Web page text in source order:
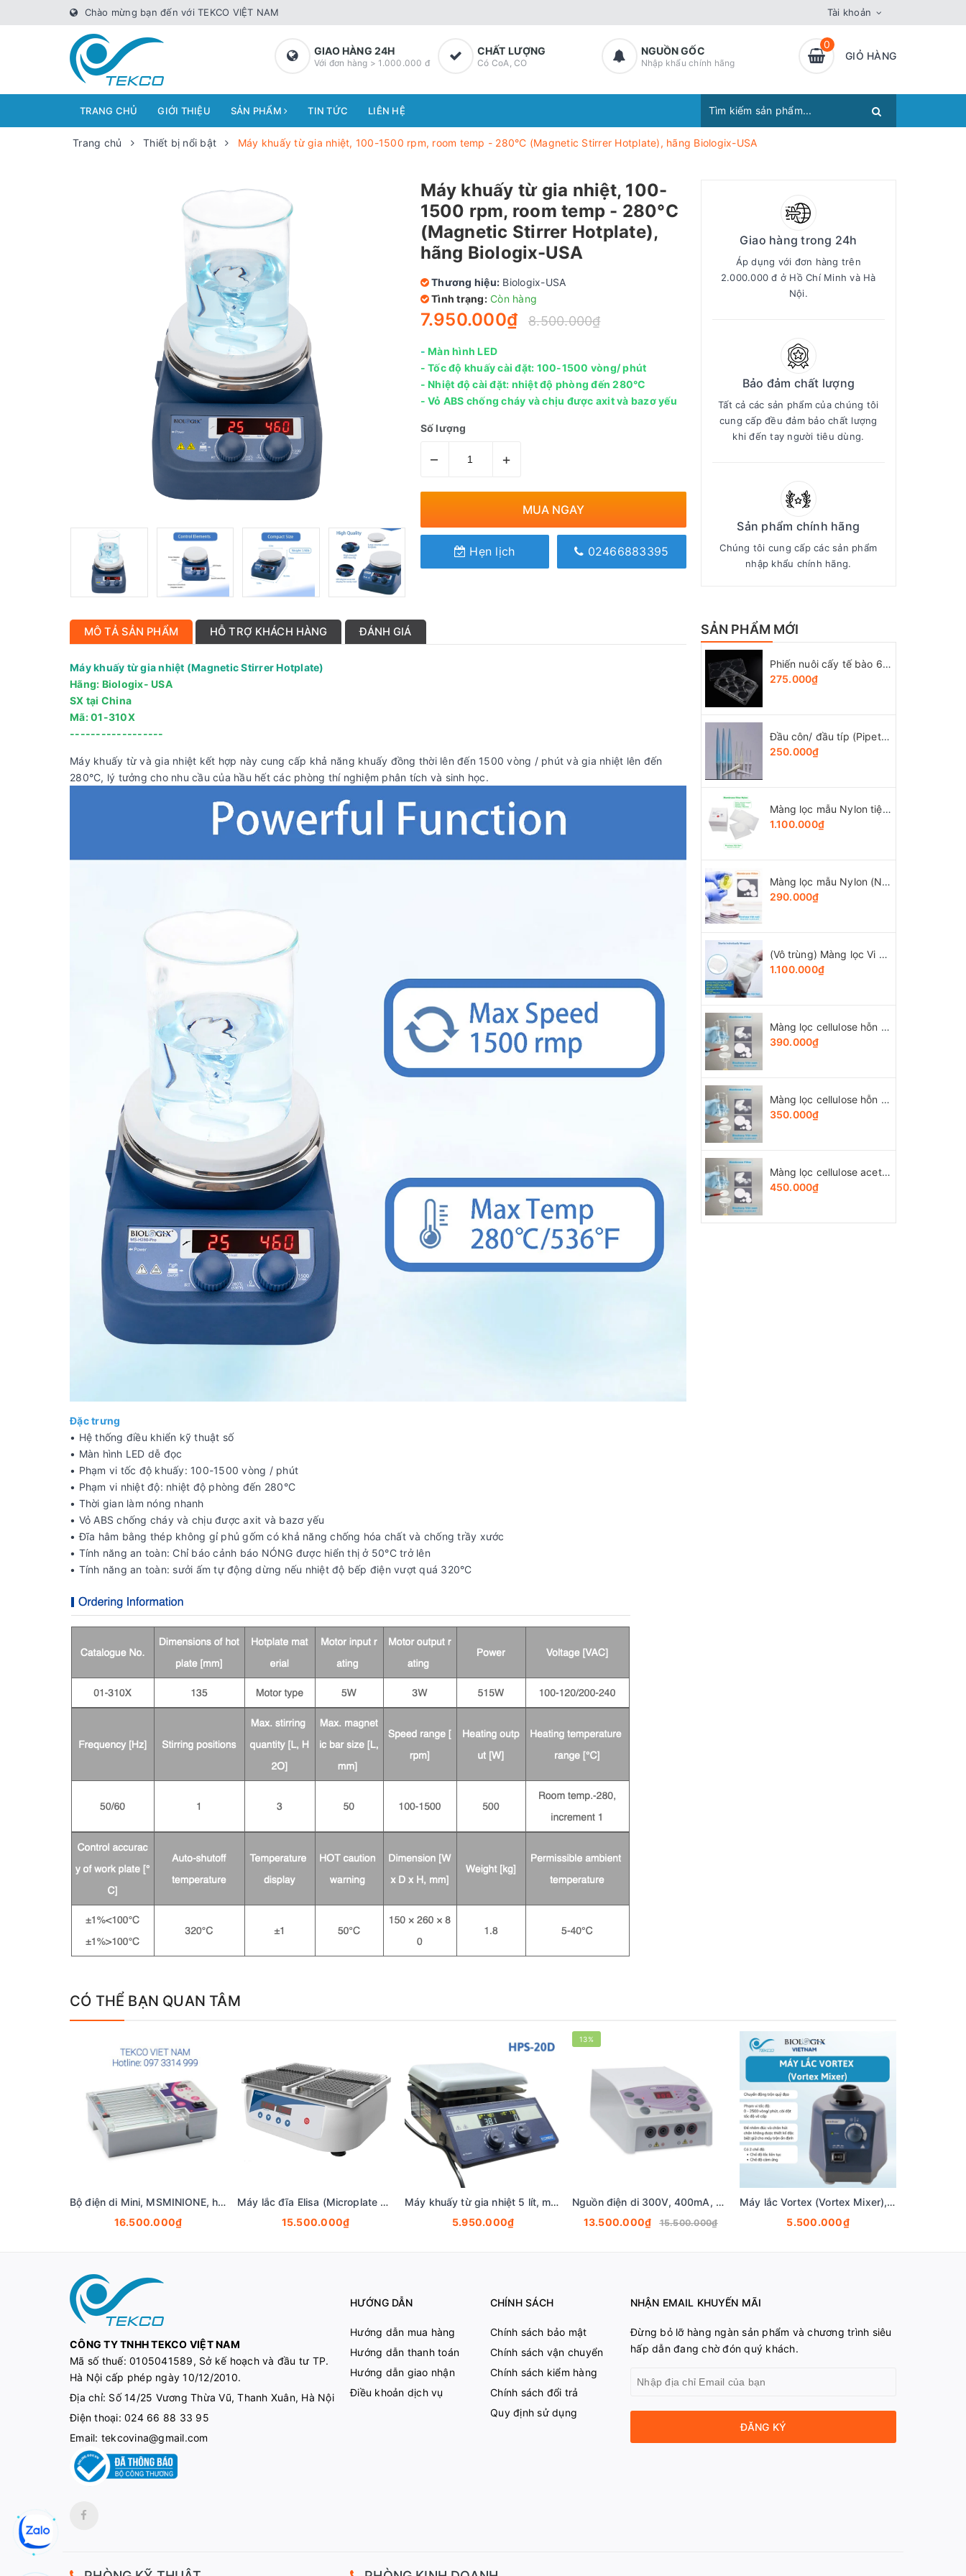
Chào mừng bạn đến với TEKCO VIỆT NAM Tài khoản
GIAO HÀNG 24H
Với đơn hàng > 1.000.000 đ
CHẤT LƯỢNG
Có CoA, CO
NGUỒN GỐC
Nhập khẩu chính hãng
0
GIỎ HÀNG
TRANG CHỦ GIỚI THIỆU SẢN PHẨM TIN TỨC LIÊN HỆ
Trang chủ Thiết bị nổi bật Máy khuấy từ gia nhiệt, 100-1500 rpm, room temp - 280°C (Magnetic Stirrer Hotplate), hãng Biologix-USA
Máy khuấy từ gia nhiệt, 100-
1500 rpm, room temp - 280°C
(Magnetic Stirrer Hotplate),
hãng Biologix-USA
Thương hiệu: Biologix-USA
Tình trạng: Còn hàng
7.950.000₫ 8.500.000₫
- Màn hình LED
- Tốc độ khuấy cài đặt: 100-1500 vòng/ phút
- Nhiệt độ cài đặt: nhiệt độ phòng đến 280°C
- Vỏ ABS chống cháy và chịu được axit và bazơ yếu
Số lượng
– +
MUA NGAY
Hẹn lịch 02466883395
Giao hàng trong 24h
Áp dụng với đơn hàng trên
2.000.000 đ ở Hồ Chí Minh và Hà
Nội.
Bảo đảm chất lượng
Tất cả các sản phẩm của chúng tôi
cung cấp đều đảm bảo chất lượng
khi đến tay người tiêu dùng.
Sản phẩm chính hãng
Chúng tôi cung cấp các sản phẩm
nhập khẩu chính hãng.
MÔ TẢ SẢN PHẨM HỖ TRỢ KHÁCH HÀNG ĐÁNH GIÁ
Máy khuấy từ gia nhiệt (Magnetic Stirrer Hotplate)
Hãng: Biologix- USA
SX tại China
Mã: 01-310X
------------------
Máy khuấy từ và gia nhiệt kết hợp này cung cấp khả năng khuấy đồng thời lên đến 1500 vòng / phút và gia nhiệt lên đến
280°C, lý tưởng cho nhu cầu của hầu hết các phòng thí nghiệm phân tích và sinh học.
Đặc trưng
• Hệ thống điều khiển kỹ thuật số
• Màn hình LED dễ đọc
• Phạm vi tốc độ khuấy: 100-1500 vòng / phút
• Phạm vi nhiệt độ: nhiệt độ phòng đến 280°C
• Thời gian làm nóng nhanh
• Vỏ ABS chống cháy và chịu được axit và bazơ yếu
• Đĩa hâm bằng thép không gỉ phủ gốm có khả năng chống hóa chất và chống trầy xước
• Tính năng an toàn: Chỉ báo cảnh báo NÓNG được hiển thị ở 50°C trở lên
• Tính năng an toàn: sưởi ấm tự động dừng nếu nhiệt độ bếp điện vượt quá 320°C
SẢN PHẨM MỚI
Phiến nuôi cấy tế bào 6 giếng, tiệt trùng 1 cái/túi (Cell Culture Plates), mã 07-6006, Biologix-USA
275.000₫
Đầu côn/ đầu típ (Pipette tips), 10-1250ul, túi 1000 cái, hãng LabSelect
250.000₫
Màng lọc mẫu Nylon tiệt trùng (Ny) đk 47mm/0.22µm-0.45µm, 4x25 chiếc/hộp, hãng Biosharp
1.100.000₫
Màng lọc mẫu Nylon (Ny) đk 13-50mm/0.22µm-0.45µm, 4x25 chiếc/hộp, hãng Biosharp
290.000₫
(Vô trùng) Màng lọc Vi Sinh (MCE), đk 47 và 50mm/0.8μm-0.22µm-0.45μm, 100 chiếc/hộp, Biosharp
1.100.000₫
Màng lọc cellulose hỗn hợp (MCE) đk 13-50mm/0.45µm, 4x25 chiếc/hộp, hãng Biosharp
390.000₫
Màng lọc cellulose hỗn hợp (MCE) đk 13-50mm/0.22µm, 4x25 chiếc/hộp, hãng Biosharp
350.000₫
Màng lọc cellulose acetate (CA) đk 13-50mm/0.45µm, 4x25 chiếc/hộp, hãng Biosharp
450.000₫
CÓ THỂ BẠN QUAN TÂM
Bộ điện di Mini, MSMINIONE, hãng Cleaver Scientific,
16.500.000₫
Máy lắc đĩa Elisa (Microplate Shaker), 200-1.500 vòng, model: MS15-4, hãng Fcombio-USA tekcovina
15.500.000₫
Máy khuấy từ gia nhiệt 5 lít, mâm nhiệt Ceramic, (Magnetic stirrer), Hãng Fcombio-USA
5.950.000₫
13%
Nguồn điện di 300V, 400mA, 60W, SKU: NANOPAC-300P, Hãng Cleaver Scientific
13.500.000₫
15.500.000₫
Máy lắc Vortex (Vortex Mixer), Model: 01-110X, hãng Biologix-USA
5.500.000₫
CÔNG TY TNHH TEKCO VIỆT NAM
Mã số thuế: 0105041589, Sở kế hoạch và đầu tư TP.
Hà Nội cấp phép ngày 10/12/2010.
Địa chỉ: Số 14/25 Vương Thừa Vũ, Thanh Xuân, Hà Nội
Điện thoại: 024 66 88 33 95
Email: tekcovina@gmail.com
HƯỚNG DẪN
Hướng dẫn mua hàng
Hướng dẫn thanh toán
Hướng dẫn giao nhận
Điều khoản dịch vụ
CHÍNH SÁCH
Chính sách bảo mật
Chính sách vận chuyển
Chính sách kiểm hàng
Chính sách đổi trả
Quy định sử dụng
NHẬN EMAIL KHUYẾN MÃI
Đừng bỏ lỡ hàng ngàn sản phẩm và chương trình siêu
hấp dẫn đang chờ đón quý khách.
ĐĂNG KÝ